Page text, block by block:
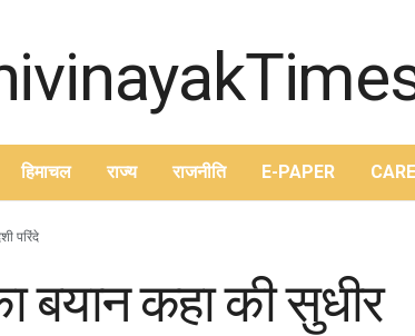
हिमाचल राज्य राजनीति E-PAPER
परिंदे
बयान कहा की सुधीर